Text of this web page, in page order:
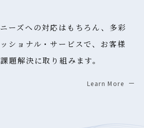
ーズへの対応はもちろん、多彩
ショナル・サービスで、お客様
題解決に取り組みます。
Learn More